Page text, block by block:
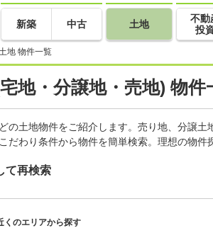
新築 中古 土地
不動
投
地 物件一覧
地・分譲地・売地) 物件
の土地物件をご紹介します。売り地、分譲
だわり条件から物件を簡単検索。理想の物件
て再検索
くのエリアから探す